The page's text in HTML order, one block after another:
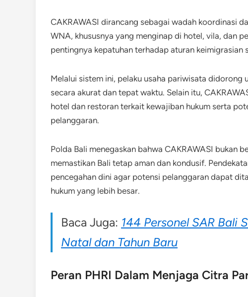
CAKRAWASI dirancang sebagai wadah koordinasi
WNA, khususnya yang menginap di hotel, vila, dan
pentingnya kepatuhan terhadap aturan keimigrasian
Melalui sistem ini, pelaku usaha pariwisata
secara akurat dan tepat waktu. Selain itu,
hotel dan restoran terkait kewajiban hukum serta
pelanggaran.
Polda Bali menegaskan bahwa CAKRAWASI bukan
memastikan Bali tetap aman dan kondusif.
pencegahan dini agar potensi pelanggaran dapat
hukum yang lebih besar.
Baca Juga: 144 Personel SAR Bali
Natal dan Tahun Baru
Peran PHRI Dalam Menjaga Citra